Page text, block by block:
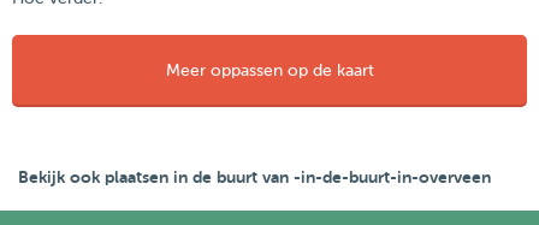
Meer oppassen op de kaart
Bekijk ook plaatsen in de buurt van -in-de-buurt-in-overveen